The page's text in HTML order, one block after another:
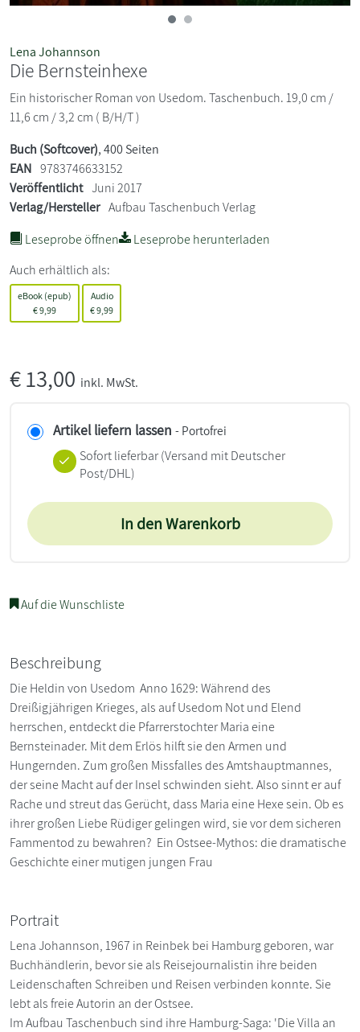
Lena Johannson
Die Bernsteinhexe
Ein historischer Roman von Usedom. Taschenbuch. 19,0 cm /
11,6 cm / 3,2 cm ( B/H/T )
Buch (Softcover), 400 Seiten
EAN 9783746633152
Veröffentlicht Juni 2017
Verlag/Hersteller Aufbau Taschenbuch Verlag
Leseprobe öffnen
Leseprobe herunterladen
Auch erhältlich als:
eBook (epub)
€9,99
Audio
€9,99
€13,00 inkl. MwSt.
Artikel liefern lassen - Portofrei
Sofort lieferbar(Versand mit Deutscher
Post/DHL)
In den Warenkorb
Auf die Wunschliste
Beschreibung
Die Heldin von Usedom Anno 1629: Während des
Dreißigjährigen Krieges, als auf Usedom Not und Elend
herrschen, entdeckt die Pfarrerstochter Maria eine
Bernsteinader. Mit dem Erlös hilft sie den Armen und
Hungernden. Zum großen Missfalles des Amtshauptmannes,
der seine Macht auf der Insel schwinden sieht. Also sinnt er auf
Rache und streut das Gerücht, dass Maria eine Hexe sein. Ob es
ihrer großen Liebe Rüdiger gelingen wird, sie vor dem sicheren
Fammentod zu bewahren? Ein Ostsee-Mythos: die dramatische
Geschichte einer mutigen jungen Frau
Portrait
Lena Johannson, 1967 in Reinbek bei Hamburg geboren, war
Buchhändlerin, bevor sie als Reisejournalistin ihre beiden
Leidenschaften Schreiben und Reisen verbinden konnte. Sie
lebt als freie Autorin an der Ostsee.
Im Aufbau Taschenbuch sind ihre Hamburg-Saga: 'Die Villa an